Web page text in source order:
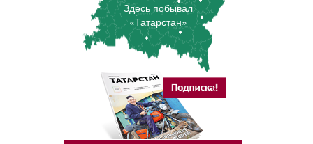
Здесь побывал
«Татарстан»